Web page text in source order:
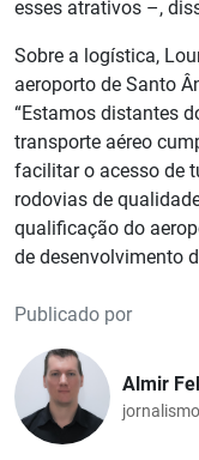
esses atrativos –,
Sobre a logística,
aeroporto de Santo
“Estamos distantes
transporte aéreo
facilitar o acesso de
rodovias de
qualificação do
de desenvolvimento
Publicado por
Almir